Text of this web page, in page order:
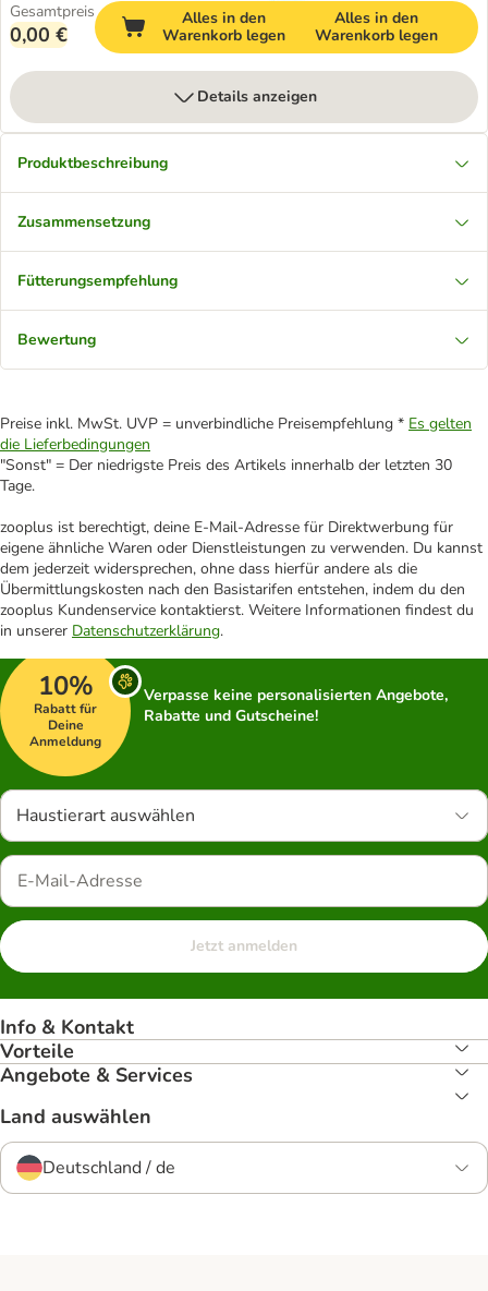
Gesamtpreis
0,00 €
Alles in den
Warenkorb legen
Alles in den
Warenkorb legen
Details anzeigen
Produktbeschreibung
Zusammensetzung
Fütterungsempfehlung
Bewertung
Preise inkl. MwSt. UVP = unverbindliche Preisempfehlung * Es gelten
die Lieferbedingungen
"Sonst" = Der niedrigste Preis des Artikels innerhalb der letzten 30
Tage.
zooplus ist berechtigt, deine E-Mail-Adresse für Direktwerbung für
eigene ähnliche Waren oder Dienstleistungen zu verwenden. Du kannst
dem jederzeit widersprechen, ohne dass hierfür andere als die
Übermittlungskosten nach den Basistarifen entstehen, indem du den
zooplus Kundenservice kontaktierst. Weitere Informationen findest du
in unserer Datenschutzerklärung.
10%
Rabatt für
Deine
Anmeldung
Verpasse keine personalisierten Angebote,
Rabatte und Gutscheine!
Haustierart auswählen
Jetzt anmelden
Info & Kontakt
Vorteile
Angebote & Services
Land auswählen
Deutschland / de